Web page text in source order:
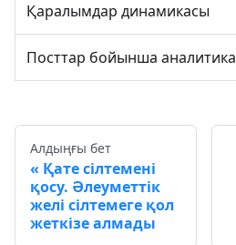
Қаралымдар динамикасы
Посттар бойынша аналитика
Алдыңғы бет
Қате сілтемені
қосу. Әлеуметтік
желі сілтемеге қол
жеткізе алмады